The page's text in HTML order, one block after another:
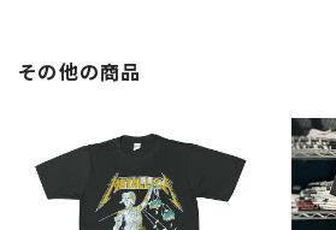
その他の商品